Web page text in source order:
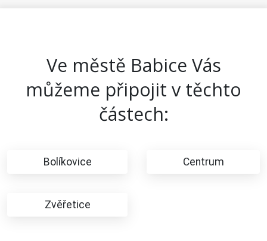
Ve městě Babice Vás
můžeme připojit v těchto
částech:
Bolíkovice Centrum
Zvěřetice